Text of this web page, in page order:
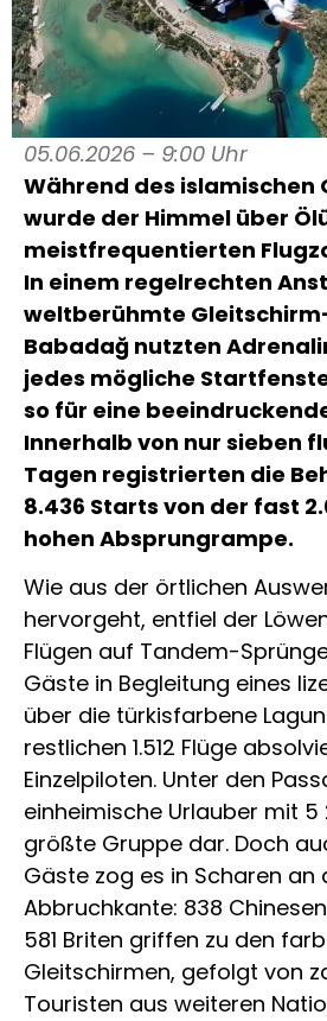
05.06.2026 – 9:00 Uhr
Während des islamischen
wurde der Himmel über
meistfrequentierten
In einem regelrechten
weltberühmte
Babadağ nutzten
jedes mögliche
so für eine
Innerhalb von nur sieben
Tagen registrierten die
8.436 Starts von der fast
hohen Absprungrampe.
Wie aus der örtlichen
hervorgeht, entfiel der
Flügen auf Tandem-
Gäste in Begleitung eines
über die türkisfarbene
restlichen 1.512 Flüge
Einzelpiloten. Unter den
einheimische Urlauber mit 5
größte Gruppe dar. Doch
Gäste zog es in Scharen an
Abbruchkante: 838
581 Briten griffen zu den
Gleitschirmen, gefolgt von
Touristen aus weiteren